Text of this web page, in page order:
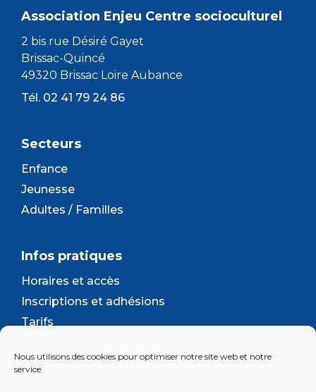
Nous utilisons des cookies pour optimiser notre site web et notre
service.
Association Enjeu Centre socioculturel
2 bis rue Désiré Gayet
Brissac-Quincé
49320 Brissac Loire Aubance
Tél. 02 41 79 24 86
Secteurs
Enfance
Jeunesse
Adultes / Familles
Infos pratiques
Horaires et accès
Inscriptions et adhésions
Tarifs
Contact